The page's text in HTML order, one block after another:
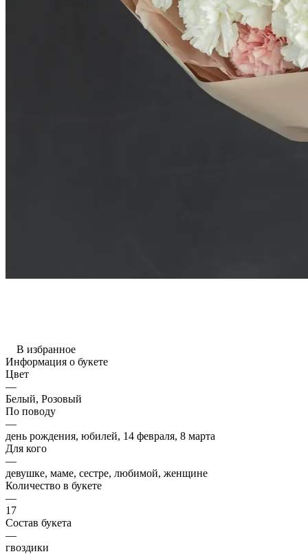
В избранное
Информация о букете
Цвет
—
Белый, Розовый
По поводу
—
день рождения, юбилей, 14 февраля, 8 марта
Для кого
—
девушке, маме, сестре, любимой, женщине
Количество в букете
—
17
Состав букета
—
гвоздики